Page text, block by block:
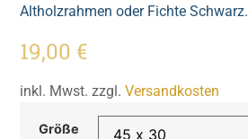
Altholzrahmen oder Fichte Schwarz.
19,00€
inkl. Mwst. zzgl.Versandkosten
Größe